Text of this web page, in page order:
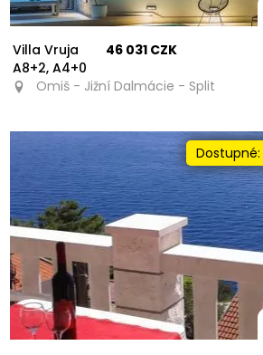
Villa Vruja
A8+2, A4+0
46 031 CZK
Omiš - Jižní Dalmácie - Split
Dostupné: